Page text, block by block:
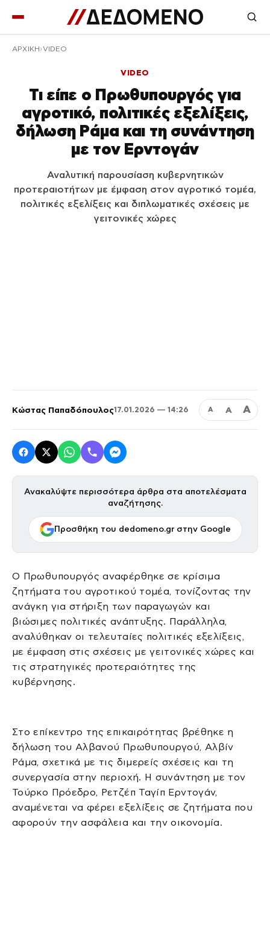
ΑΡΧΙΚΉ VIDEO
VIDEO
Τι είπε ο Πρωθυπουργός για
αγροτικό, πολιτικές εξελίξεις,
δήλωση Ράμα και τη συνάντηση
με τον Ερντογάν
Αναλυτική παρουσίαση κυβερνητικών
προτεραιοτήτων με έμφαση στον αγροτικό τομέα,
πολιτικές εξελίξεις και διπλωματικές σχέσεις με
γειτονικές χώρες
Κώστας Παπαδόπουλος17.01.2026 — 14:26 Α Α Α
Ανακαλύψτε περισσότερα άρθρα στα αποτελέσματα
αναζήτησης.
Προσθήκη του dedomeno.gr στην Google
Ο Πρωθυπουργός αναφέρθηκε σε κρίσιμα
ζητήματα του αγροτικού τομέα, τονίζοντας την
ανάγκη για στήριξη των παραγωγών και
βιώσιμες πολιτικές ανάπτυξης. Παράλληλα,
αναλύθηκαν οι τελευταίες πολιτικές εξελίξεις,
με έμφαση στις σχέσεις με γειτονικές χώρες και
τις στρατηγικές προτεραιότητες της
κυβέρνησης.
Στο επίκεντρο της επικαιρότητας βρέθηκε η
δήλωση του Αλβανού Πρωθυπουργού, Αλβίν
Ράμα, σχετικά με τις διμερείς σχέσεις και τη
συνεργασία στην περιοχή. Η συνάντηση με τον
Τούρκο Πρόεδρο, Ρετζέπ Ταγίπ Ερντογάν,
αναμένεται να φέρει εξελίξεις σε ζητήματα που
αφορούν την ασφάλεια και την οικονομία.